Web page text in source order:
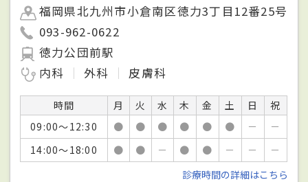
福岡県北九州市小倉南区徳力3丁目12番25号
093-962-0622
徳力公団前駅
内科
外科 皮膚科
時間 月 火 水 木 金 土 日
祝
09:00～12:30
● ● ● ● ● ● －
－
14:00～18:00
● ● － ● ● － －
－
診療時間の詳細はこちら